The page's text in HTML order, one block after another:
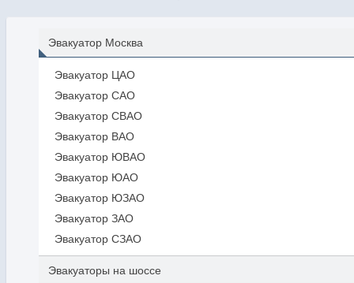
Эвакуатор Москва
Эвакуатор ЦАО
Эвакуатор САО
Эвакуатор СВАО
Эвакуатор ВАО
Эвакуатор ЮВАО
Эвакуатор ЮАО
Эвакуатор ЮЗАО
Эвакуатор ЗАО
Эвакуатор СЗАО
Эвакуаторы на шоссе